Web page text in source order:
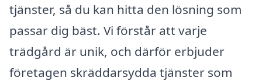
tjänster, så du kan hitta den lösning som
passar dig bäst. Vi förstår att varje
trädgård är unik, och därför erbjuder
företagen skräddarsydda tjänster som